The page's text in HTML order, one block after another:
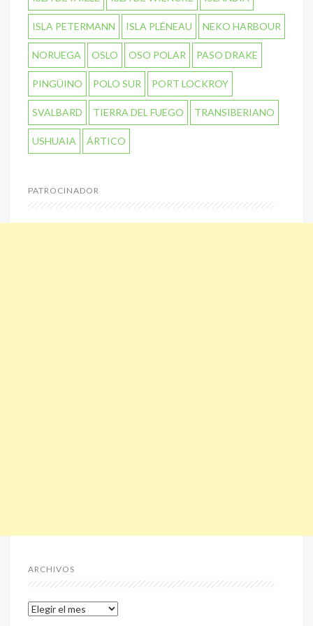
ISLA PETERMANN ISLA PLÉNEAU NEKO HARBOUR
NORUEGA OSLO OSO POLAR PASO DRAKE
PINGÜINO POLO SUR PORT LOCKROY
SVALBARD TIERRA DEL FUEGO TRANSIBERIANO
USHUAIA ÁRTICO
PATROCINADOR
ARCHIVOS
Archivos